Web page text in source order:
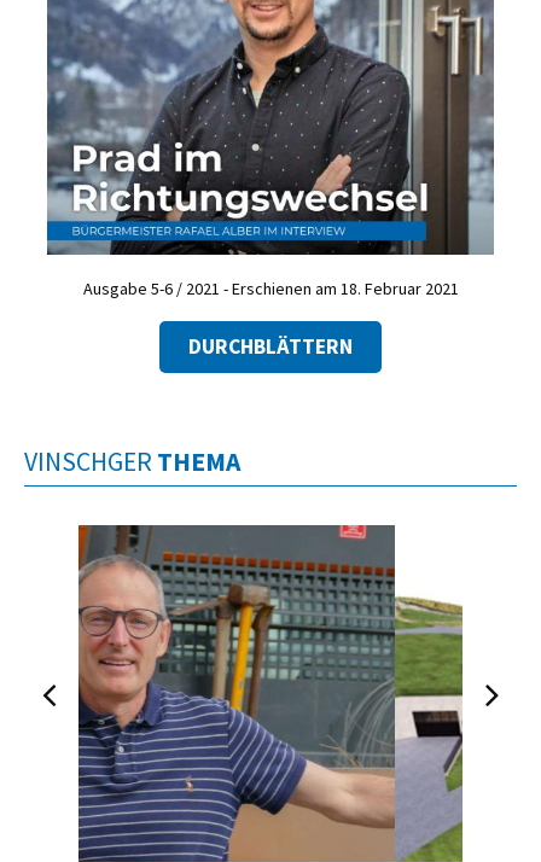
Ausgabe 5-6 / 2021 - Erschienen am 18. Februar 2021
DURCHBLÄTTERN
VINSCHGER THEMA